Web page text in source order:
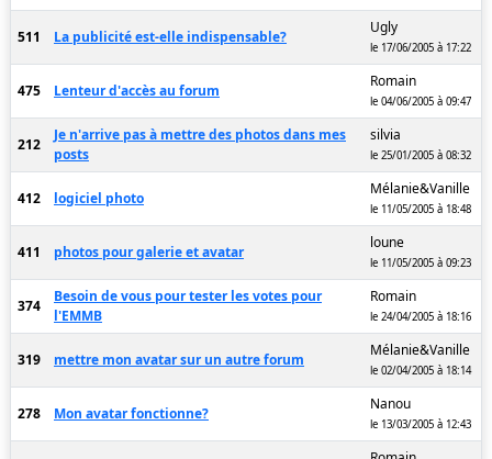
511 La publicité est-elle indispensable?
Ugly
le 17/06/2005 à 17:22
475 Lenteur d'accès au forum
Romain
le 04/06/2005 à 09:47
212
Je n'arrive pas à mettre des photos dans mes
posts
silvia
le 25/01/2005 à 08:32
412 logiciel photo
Mélanie&Vanille
le 11/05/2005 à 18:48
411 photos pour galerie et avatar
loune
le 11/05/2005 à 09:23
374
Besoin de vous pour tester les votes pour
l'EMMB
Romain
le 24/04/2005 à 18:16
319 mettre mon avatar sur un autre forum
Mélanie&Vanille
le 02/04/2005 à 18:14
278 Mon avatar fonctionne?
Nanou
le 13/03/2005 à 12:43